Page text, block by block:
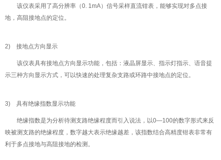
该仪表采用了高分辨率（0. 1mA）信号采样直流钳表，能够实现对多点接
地，高阻接地点的定位。
2) 接地点方向显示
该仪表具有接地点方向显示功能，包括：液晶屏显示、指示灯指示、语音提
示三种方向显示方式，可以快速的处理复杂支路或环路中接地点的定位。
3) 具有绝缘指数显示功能
绝缘指数是为分析待测支路绝缘程度而引入说法，以0—100的数字形式来反
映被测支路的绝缘程度，数字越大表示绝缘越差，该指数结合高精度钳表非常有
利于多点接地与高阻接地的检测。